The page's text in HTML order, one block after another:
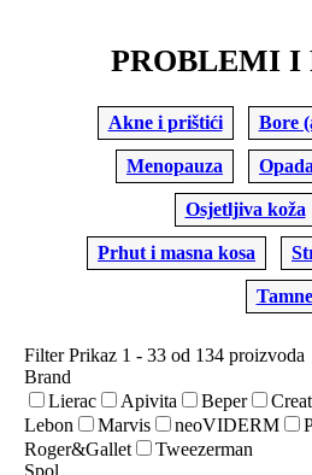
PROBLEMI I
Akne i prištići Bore
Menopauza
Osjetljiva koža
Prhut i masna kosa
FilterPrikaz 1 - 33 od 134 proizvoda
Brand
Lierac
Apivita Beper
Lebon
Marvis neoVIDERM
Roger&Gallet
Tweezerman
Spol